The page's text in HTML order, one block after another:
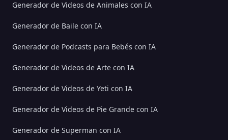
Generador de Videos de Animales con IA
Generador de Baile con IA
Generador de Podcasts para Bebés con IA
Generador de Videos de Arte con IA
Generador de Videos de Yeti con IA
Generador de Videos de Pie Grande con IA
Generador de Superman con IA